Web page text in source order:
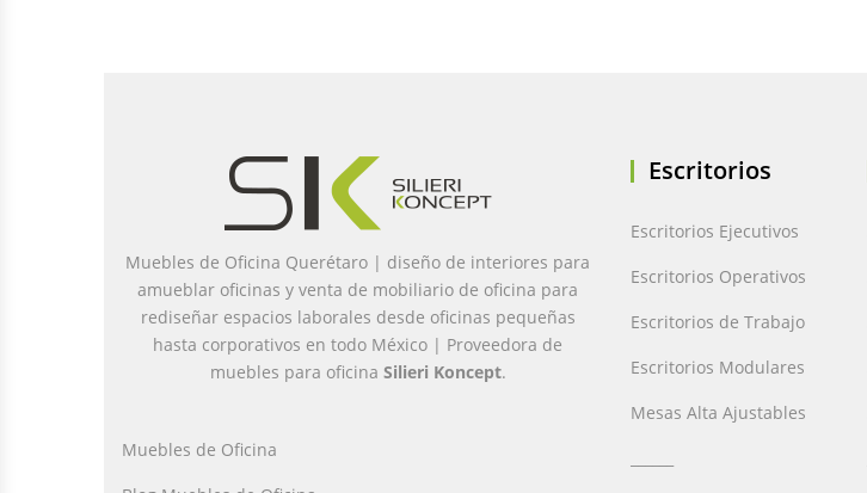
Muebles de Oficina Querétaro | diseño de interiores para
amueblar oficinas y venta de mobiliario de oficina para
rediseñar espacios laborales desde oficinas pequeñas
hasta corporativos en todo México | Proveedora de
muebles para oficina Silieri Koncept.
Muebles de Oficina
Escritorios
Escritorios Ejecutivos
Escritorios Operativos
Escritorios de Trabajo
Escritorios Modulares
Mesas Alta Ajustables